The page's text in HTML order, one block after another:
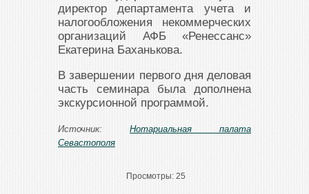
директор департамента учета и
налогообложения некоммерческих
организаций АФБ «Ренессанс»
Екатерина Баханькова.
В завершении первого дня деловая
часть семинара была дополнена
экскурсионной программой.
Источник: Нотариальная палата
Севастополя
Просмотры: 25